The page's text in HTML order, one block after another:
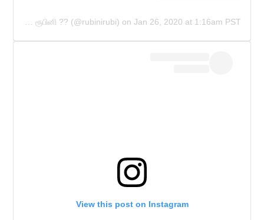
A post shared by RUBINI SAMBANTHAN ரூபினி ?? (@rubinirubi) on Jan 26, 2020 at 1:16am PST
View this post on Instagram